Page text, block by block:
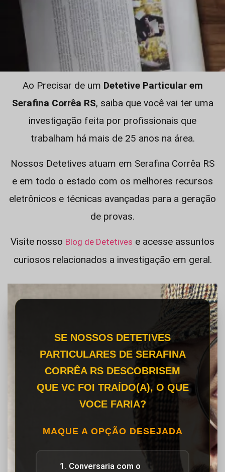
Ao Precisar de um Detetive Particular em
Serafina Corrêa RS, saiba que você vai ter uma
investigação feita por profissionais que
trabalham há mais de 25 anos na área.
Nossos Detetives atuam em Serafina Corrêa RS
e em todo o estado com os melhores recursos
eletrônicos e técnicas avançadas para a geração
de provas.
Visite nosso Blog de Detetives e acesse assuntos
curiosos relacionados a investigação em geral.
SE NOSSOS DETETIVES
PARTICULARES DE SERAFINA
CORRÊA RS DESCOBRISEM
QUE VC FOI TRAÍDO(A), O QUE
VOCE FARIA?
MAQUE A OPÇÃO DESEJADA
1. Conversaria com o